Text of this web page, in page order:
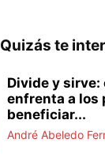
Quizás te
Divide y
enfrenta a los
beneficiar...
André Abeledo